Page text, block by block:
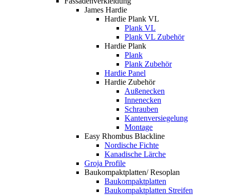
James Hardie
Hardie Plank VL
Plank VL
Plank VL Zubehör
Hardie Plank
Plank
Plank Zubehör
Hardie Panel
Hardie Zubehör
Außenecken
Innenecken
Schrauben
Kantenversiegelung
Montage
Easy Rhombus Blackline
Nordische Fichte
Kanadische Lärche
Groja Profile
Baukompaktplatten/ Resoplan
Baukompaktplatten
Baukompaktplatten Streifen